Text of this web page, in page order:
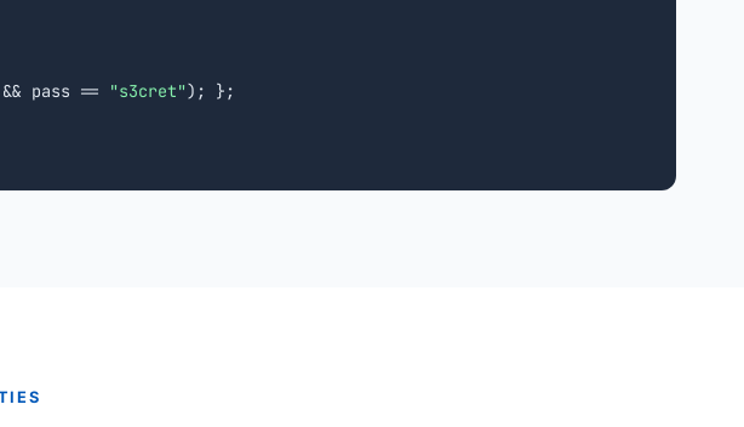
&& pass == "s3cret"); };